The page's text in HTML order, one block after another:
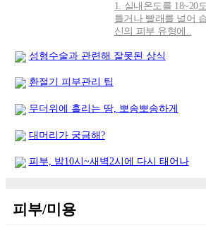
[03-28]
[보도자료/칼럼] 오뚜
공간 ‘오키친 ..[03-28]
[보도자료/칼럼]
손잡고 ‘갓생폭..[05-24]
[건강] 무조건 탄수화
터 줄..[05-19]
1. 실내온도를 18~20
틀거나 빨래를 널어
신의 피부 유형에..
성형수술과 관련해 잘못된 상식
환절기 피부관리 팁
무더위에 흘리는 땀, 뽀송뽀송하게
대머리가 궁금해?
피부, 밤10시~새벽2시에 다시 태어나
피부/미용